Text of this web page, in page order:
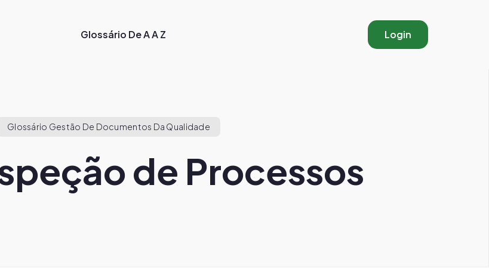
Glossário De A A Z Login
Glossário Gestão De Documentos Da Qualidade
de Processos